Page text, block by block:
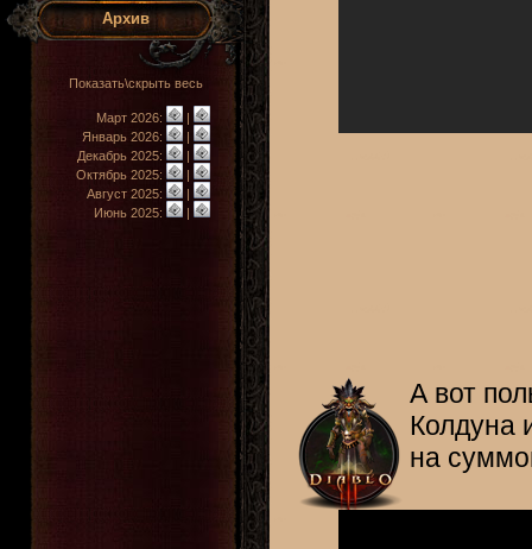
Архив
Показать\скрыть весь
Март 2026:
|
Январь 2026:
|
Декабрь 2025:
|
Октябрь 2025:
|
Август 2025:
|
Июнь 2025:
|
А вот
Колдуна
на